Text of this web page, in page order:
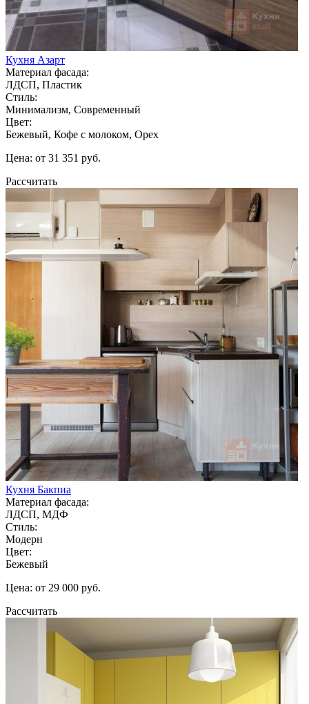
Кухня Азарт
Материал фасада:
ЛДСП, Пластик
Стиль:
Минимализм, Современный
Цвет:
Бежевый, Кофе с молоком, Орех
Цена: от 31 351 руб.
Рассчитать
Кухня Бакпиа
Материал фасада:
ЛДСП, МДФ
Стиль:
Модерн
Цвет:
Бежевый
Цена: от 29 000 руб.
Рассчитать